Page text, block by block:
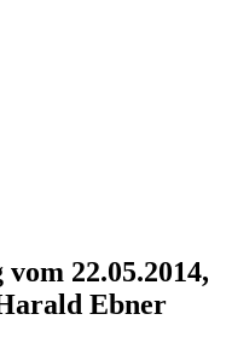
vom 22.05.2014,
Ebner